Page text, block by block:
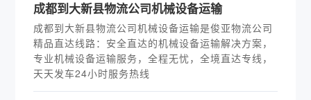
成都到大新县物流公司机械设备运输
成都到大新县物流公司机械设备运输是俊亚物流公司
精品直达线路：安全直达的机械设备运输解决方案，
专业机械设备运输服务，全程无忧，全境直达专线，
天天发车24小时服务热线